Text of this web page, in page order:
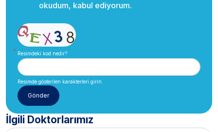
okudum, kabul ediyorum.
Resimdeki kod nedir?
Resimde gösterilen karakterleri girin.
İlgili Doktorlarımız